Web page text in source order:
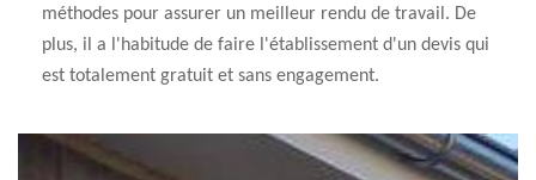
méthodes pour assurer un meilleur rendu de travail. De
plus, il a l'habitude de faire l'établissement d'un devis qui
est totalement gratuit et sans engagement.